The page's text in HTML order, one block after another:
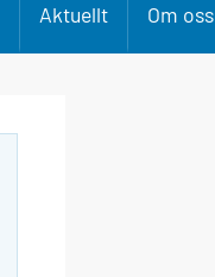
Aktuellt Om oss